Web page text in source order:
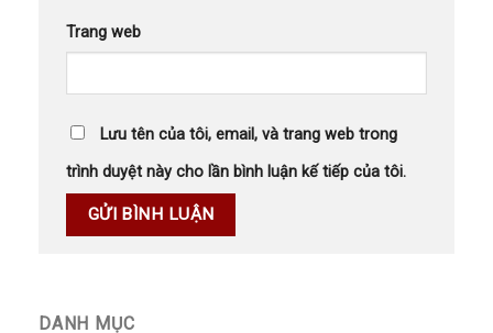
Trang web
Lưu tên của tôi, email, và trang web trong
trình duyệt này cho lần bình luận kế tiếp của tôi.
DANH MỤC